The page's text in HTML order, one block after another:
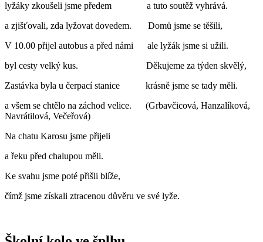
lyžáky zkoušeli jsme předem a tuto soutěž vyhrává.
a zjišťovali, zda lyžovat dovedem. Domů jsme se těšili,
V 10.00 přijel autobus a před námi ale lyžák jsme si užili.
byl cesty velký kus. Děkujeme za týden skvělý,
Zastávka byla u čerpací stanice krásně jsme se tady měli.
a všem se chtělo na záchod velice. (Grbavčicová, Hanzalíková,
Navrátilová, Večeřová)
Na chatu Karosu jsme přijeli
a řeku před chalupou měli.
Ke svahu jsme poté přišli blíže,
čímž jsme získali ztracenou důvěru ve své lyže.